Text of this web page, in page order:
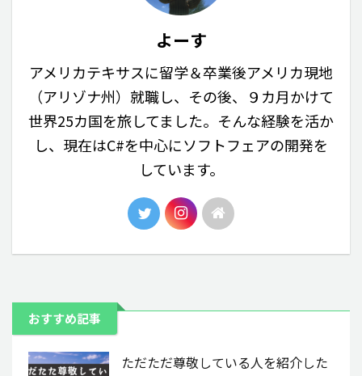
よーす
アメリカテキサスに留学＆卒業後アメリカ現地
（アリゾナ州）就職し、その後、９カ月かけて
世界25カ国を旅してました。そんな経験を活か
し、現在はC#を中心にソフトフェアの開発を
しています。
おすすめ記事
ただただ尊敬している人を紹介した